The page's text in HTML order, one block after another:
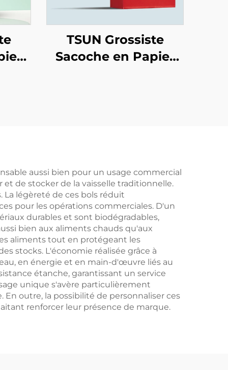
TSUN Grossiste
Sacoche en Papier
Conditionnement
Plastique Artisanat
aussi bien pour un usage commercial
de stocker de la vaisselle traditionnelle.
légèreté de ces bols réduit
pour les opérations commerciales. D'un
durables et sont biodégradables,
bien aux aliments chauds qu'aux
aliments tout en protégeant les
stocks. L'économie réalisée grâce à
en énergie et en main-d'œuvre liés au
étanche, garantissant un service
unique s'avère particulièrement
outre, la possibilité de personnaliser ces
renforcer leur présence de marque.